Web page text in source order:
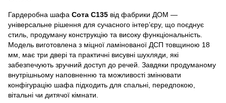
Гардеробна шафа Сота С135 від фабрики ДОМ —
універсальне рішення для сучасного інтер’єру, що поєднує
стиль, продуману конструкцію та високу функціональність.
Модель виготовлена з міцної ламінованої ДСП товщиною 18
мм, має три двері та практичні висувні шухляди, які
забезпечують зручний доступ до речей. Завдяки продуманому
внутрішньому наповненню та можливості змінювати
конфігурацію шафа підходить для спальні, передпокою,
вітальні чи дитячої кімнати.